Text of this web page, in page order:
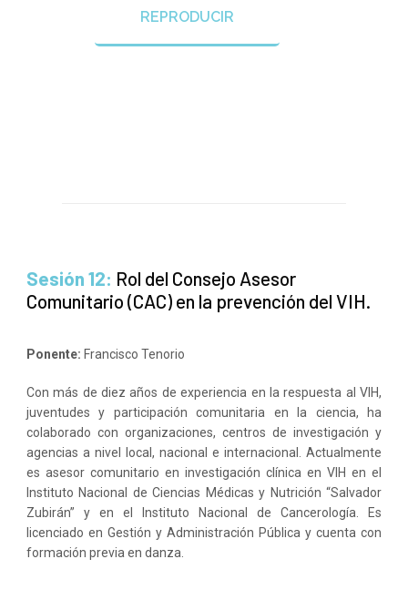
REPRODUCIR
Sesión 12: Rol del Consejo Asesor
Comunitario (CAC) en la prevención del VIH.
Ponente: Francisco Tenorio
Con más de diez años de experiencia en la respuesta al VIH,
juventudes y participación comunitaria en la ciencia, ha
colaborado con organizaciones, centros de investigación y
agencias a nivel local, nacional e internacional. Actualmente
es asesor comunitario en investigación clínica en VIH en el
Instituto Nacional de Ciencias Médicas y Nutrición “Salvador
Zubirán” y en el Instituto Nacional de Cancerología. Es
licenciado en Gestión y Administración Pública y cuenta con
formación previa en danza.